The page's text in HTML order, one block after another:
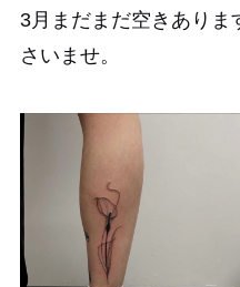
3月まだまだ空きあり
さいませ。